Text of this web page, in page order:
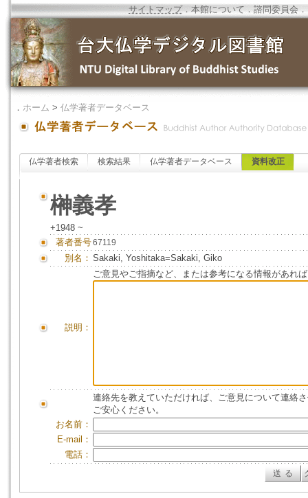
サイトマップ．本館について ．諮問委員会 ．
． ホーム > 仏学著者データベース
仏学著者検索 検索結果 仏学著者データベース 資料改正
榊義孝
+1948 ~
著者番号67119
別名： Sakaki, Yoshitaka=Sakaki, Giko
説明：
ご意見やご指摘など、または参考になる情報があれ
連絡先を教えていただければ、ご意見について連絡
ご安心ください。
お名前：
E-mail：
電話：